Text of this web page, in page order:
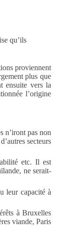
qu’ils
proviennent
plus que
ensuite vers la
l’origine
n’iront pas non
secteurs
etc. Il est
ne serait-
leur capacité à
à Bruxelles
viande, Paris